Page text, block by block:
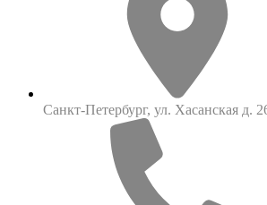
Санкт-Петербург, ул. Хасанская д.